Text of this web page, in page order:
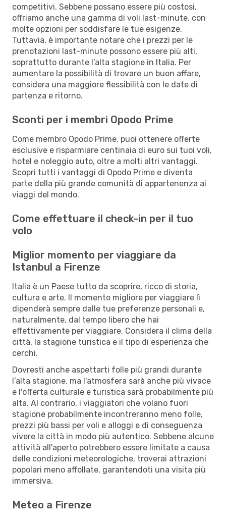
competitivi. Sebbene possano essere più costosi,
offriamo anche una gamma di voli last-minute, con
molte opzioni per soddisfare le tue esigenze.
Tuttavia, è importante notare che i prezzi per le
prenotazioni last-minute possono essere più alti,
soprattutto durante l’alta stagione in Italia. Per
aumentare la possibilità di trovare un buon affare,
considera una maggiore flessibilità con le date di
partenza e ritorno.
Sconti per i membri Opodo Prime
Come membro Opodo Prime, puoi ottenere offerte
esclusive e risparmiare centinaia di euro sui tuoi voli,
hotel e noleggio auto, oltre a molti altri vantaggi.
Scopri tutti i vantaggi di Opodo Prime e diventa
parte della più grande comunità di appartenenza ai
viaggi del mondo.
Come effettuare il check-in per il tuo
volo
Miglior momento per viaggiare da
Istanbul a Firenze
Italia è un Paese tutto da scoprire, ricco di storia,
cultura e arte. Il momento migliore per viaggiare lì
dipenderà sempre dalle tue preferenze personali e,
naturalmente, dal tempo libero che hai
effettivamente per viaggiare. Considera il clima della
città, la stagione turistica e il tipo di esperienza che
cerchi.
Dovresti anche aspettarti folle più grandi durante
l’alta stagione, ma l'atmosfera sarà anche più vivace
e l'offerta culturale e turistica sarà probabilmente più
alta. Al contrario, i viaggiatori che volano fuori
stagione probabilmente incontreranno meno folle,
prezzi più bassi per voli e alloggi e di conseguenza
vivere la città in modo più autentico. Sebbene alcune
attività all'aperto potrebbero essere limitate a causa
delle condizioni meteorologiche, troverai attrazioni
popolari meno affollate, garantendoti una visita più
immersiva.
Meteo a Firenze